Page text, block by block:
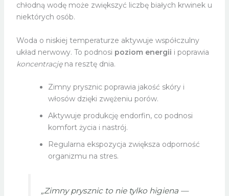
chłodną wodę może zwiększyć liczbę białych krwinek u
niektórych osób.
Woda o niskiej temperaturze aktywuje współczulny
układ nerwowy. To podnosi poziom energii i poprawia
koncentracjęna resztę dnia.
Zimny prysznic poprawia jakość skóry i
włosów dzięki zwężeniu porów.
Aktywuje produkcję endorfin, co podnosi
komfort życia i nastrój.
Regularna ekspozycja zwiększa odporność
organizmu na stres.
„Zimny prysznic to nie tylko higiena —